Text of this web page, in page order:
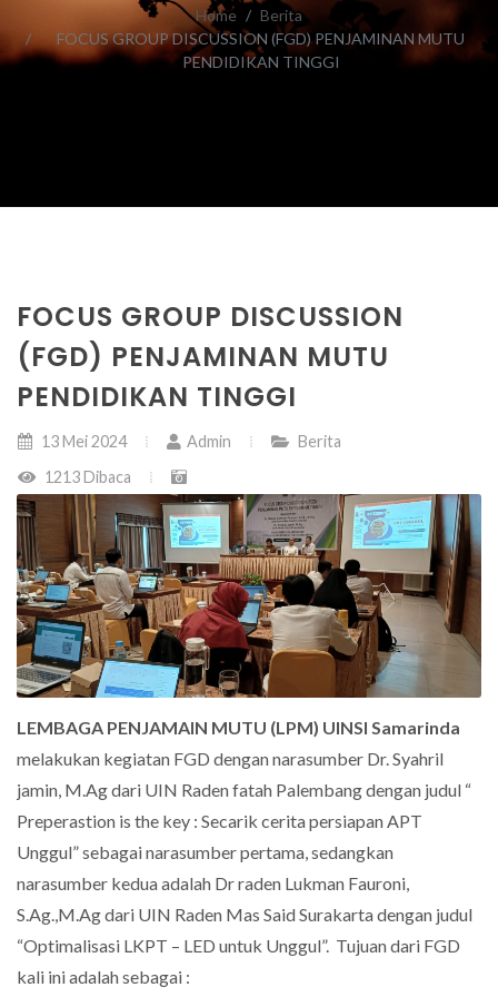
Home
Berita
FOCUS GROUP DISCUSSION (FGD) PENJAMINAN MUTU
PENDIDIKAN TINGGI
FOCUS GROUP DISCUSSION
(FGD) PENJAMINAN MUTU
PENDIDIKAN TINGGI
13 Mei 2024 Admin
Berita
1213 Dibaca
LEMBAGA PENJAMAIN MUTU (LPM) UINSI Samarinda
melakukan kegiatan FGD dengan narasumber Dr. Syahril
jamin, M.Ag dari UIN Raden fatah Palembang dengan judul “
Preperastion is the key : Secarik cerita persiapan APT
Unggul” sebagai narasumber pertama, sedangkan
narasumber kedua adalah Dr raden Lukman Fauroni,
S.Ag.,M.Ag dari UIN Raden Mas Said Surakarta dengan judul
“Optimalisasi LKPT – LED untuk Unggul”. Tujuan dari FGD
kali ini adalah sebagai :